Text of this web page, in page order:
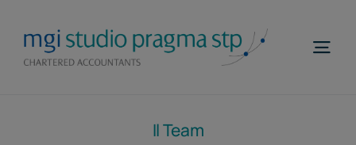
contenuto
Il Team